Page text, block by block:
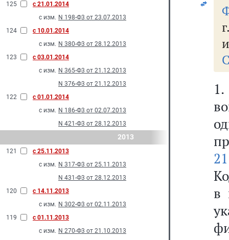
125
с 21.01.2014
с изм. N 198-Ф3 от 23.07.2013
124
с 10.01.2014
с изм. N 380-Ф3 от 28.12.2013
123
с 03.01.2014
с изм. N 365-Ф3 от 21.12.2013
N 376-Ф3 от 21.12.2013
122
с 01.01.2014
с изм. N 186-Ф3 от 02.07.2013
N 421-Ф3 от 28.12.2013
2013
121
с 25.11.2013
с изм. N 317-Ф3 от 25.11.2013
N 431-Ф3 от 28.12.2013
120
с 14.11.2013
с изм. N 302-Ф3 от 02.11.2013
119
с 01.11.2013
с изм. N 270-Ф3 от 21.10.2013
в